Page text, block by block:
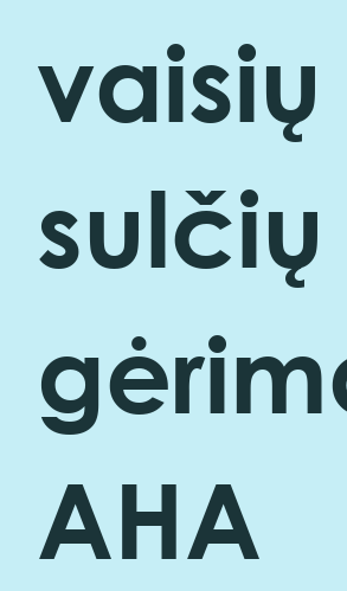
vaisių
sulčių
AHA